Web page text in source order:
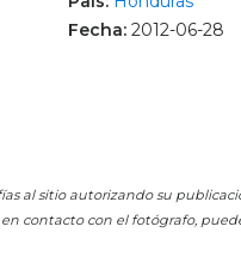
Fecha: 2012-06-28
al sitio autorizando su
contacto con el fotógrafo,